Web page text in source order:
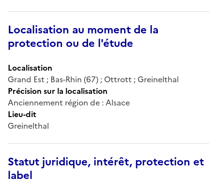
Localisation au moment de la
protection ou de l'étude
Localisation
Grand Est ; Bas-Rhin (67) ; Ottrott ; Greinelthal
Précision sur la localisation
Anciennement région de : Alsace
Lieu-dit
Greinelthal
Statut juridique, intérêt, protection et
label